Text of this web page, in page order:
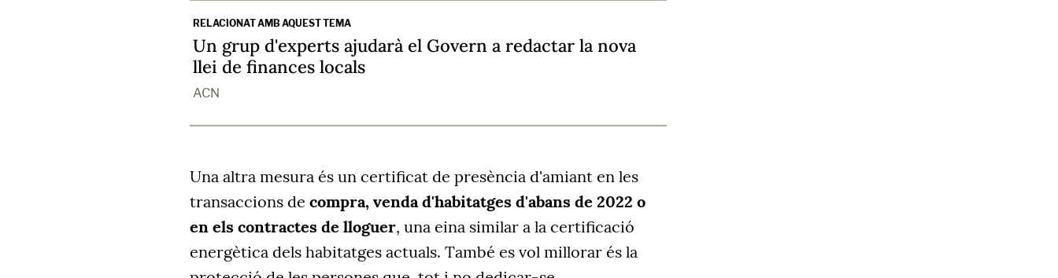
RELACIONAT AMB AQUEST TEMA
Un grup d'experts ajudarà el Govern a redactar la nova
llei de finances locals
ACN
Una altra mesura és un certificat de presència d'amiant en les
transaccions de compra, venda d'habitatges d'abans de 2022 o
en els contractes de lloguer, una eina similar a la certificació
energètica dels habitatges actuals. També es vol millorar és la